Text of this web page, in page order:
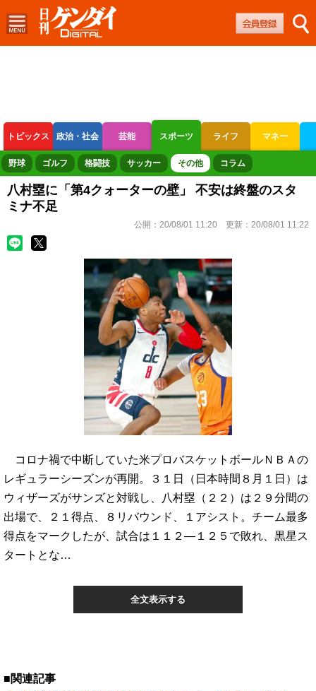
トピックス 政治・社会 芸能 スポーツ ライフ マネー
ボートレース 競輪 オートレース
野球 ゴルフ 格闘技 サッカー その他 コラム
八村塁に「第4クォーターの壁」 不安は終盤のスタ
ミナ不足
公開： 20/08/01 11:20 更新： 20/08/01 11:22
コロナ禍で中断していた米プロバスケットボールＮＢＡの
レギュラーシーズンが再開。３１日（日本時間８月１日）は
ウィザーズがサンズと対戦し、八村塁（２２）は２９分間の
出場で、２１得点、８リバウンド、１アシスト。チーム最多
得点をマークしたが、試合は１１２―１２５で敗れ、黒星ス
タートとな…
全文表示する
■関連記事